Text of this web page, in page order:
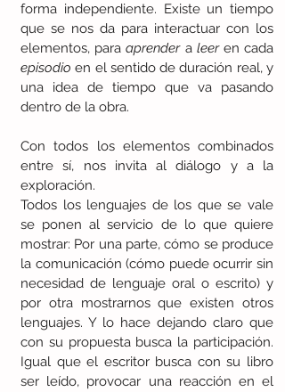
forma independiente. Existe un tiempo
que se nos da para interactuar con los
elementos, para aprender a leer
episodio en el sentido de duración real, y
una idea de tiempo que va pasando
dentro de la obra.
Con todos los elementos combinados
entre sí, nos invita al diálogo y a la
exploración.
Todos los lenguajes de los que se vale
se ponen al servicio de lo que quiere
mostrar: Por una parte, cómo se produce
la comunicación (cómo puede ocurrir sin
necesidad de lenguaje oral o escrito) y
por otra mostrarnos que existen otros
lenguajes. Y lo hace dejando claro que
con su propuesta busca la participación.
Igual que el escritor busca con su libro
ser leído, provocar una reacción en el